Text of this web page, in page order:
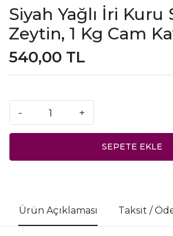
Siyah Yağlı İri Kuru
Zeytin, 1 Kg Cam
540,00 TL
- +
SEPETE EKLE
Ürün Açıklaması Taksit /